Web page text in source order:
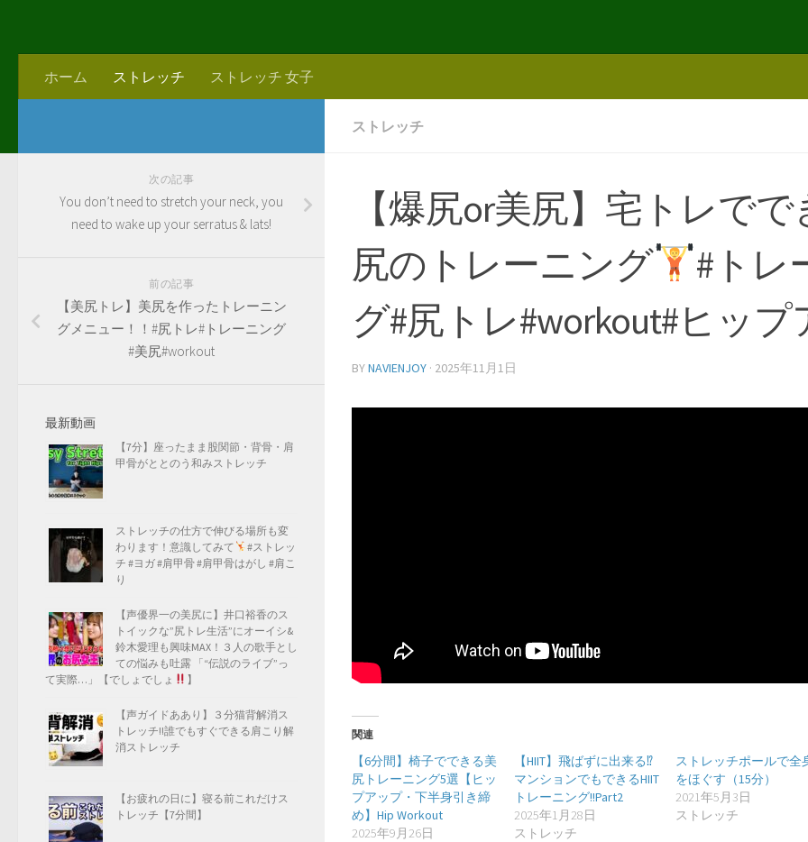
ホーム ストレッチ ストレッチ 女子
ストレッチ
【爆尻or美尻】宅トレで
尻のトレーニング
#トレ
グ#尻トレ#workout#ヒップ
BYNAVIENJOY · 2025年11月1日
関連
【6分間】椅子でできる美
尻トレーニング5選【ヒッ
プアップ・下半身引き締
め】Hip Workout
2025年9月26日
【HIIT】飛ばずに出来る⁉︎
マンションでもできるHIIT
トレーニング!!Part2
2025年1月28日
ストレッチ
ストレッチポールで全
をほぐす（15分）
2021年5月3日
ストレッチ
次の記事
You don’t need to stretch your neck, you
need to wake up your serratus & lats!
前の記事
【美尻トレ】美尻を作ったトレーニン
グメニュー！！#尻トレ#トレーニング
#美尻#workout
最新動画
【7分】座ったまま股関節・背骨・肩
甲骨がととのう和みストレッチ
ストレッチの仕方で伸びる場所も変
わります！意識してみて
#ストレッ
チ #ヨガ #肩甲骨 #肩甲骨はがし #肩こ
り
【声優界一の美尻に】井口裕香のス
トイックな”尻トレ生活”にオーイシ&
鈴木愛理も興味MAX！３人の歌手とし
ての悩みも吐露 「“伝説のライブ”っ
て実際…」【でしょでしょ
】
【声ガイドああり】３分猫背解消ス
トレッチ!!誰でもすぐできる肩こり解
消ストレッチ
【お疲れの日に】寝る前これだけス
トレッチ【7分間】